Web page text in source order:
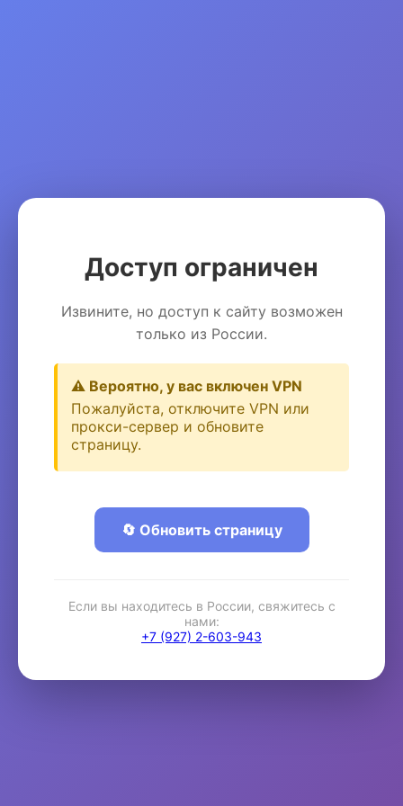
Доступ ограничен
Извините, но доступ к сайту возможен
только из России.
⚠️ Вероятно, у вас включен VPN
Пожалуйста, отключите VPN или
прокси-сервер и обновите
страницу.
🔄 Обновить страницу
Если вы находитесь в России, свяжитесь с
нами:
+7 (927) 2-603-943